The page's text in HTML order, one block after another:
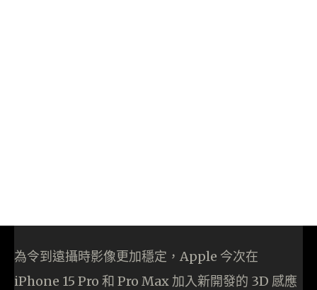
為令到遠攝時影像更加穩定，Apple 今次在
iPhone 15 Pro 和 Pro Max 加入新開發的 3D 感應